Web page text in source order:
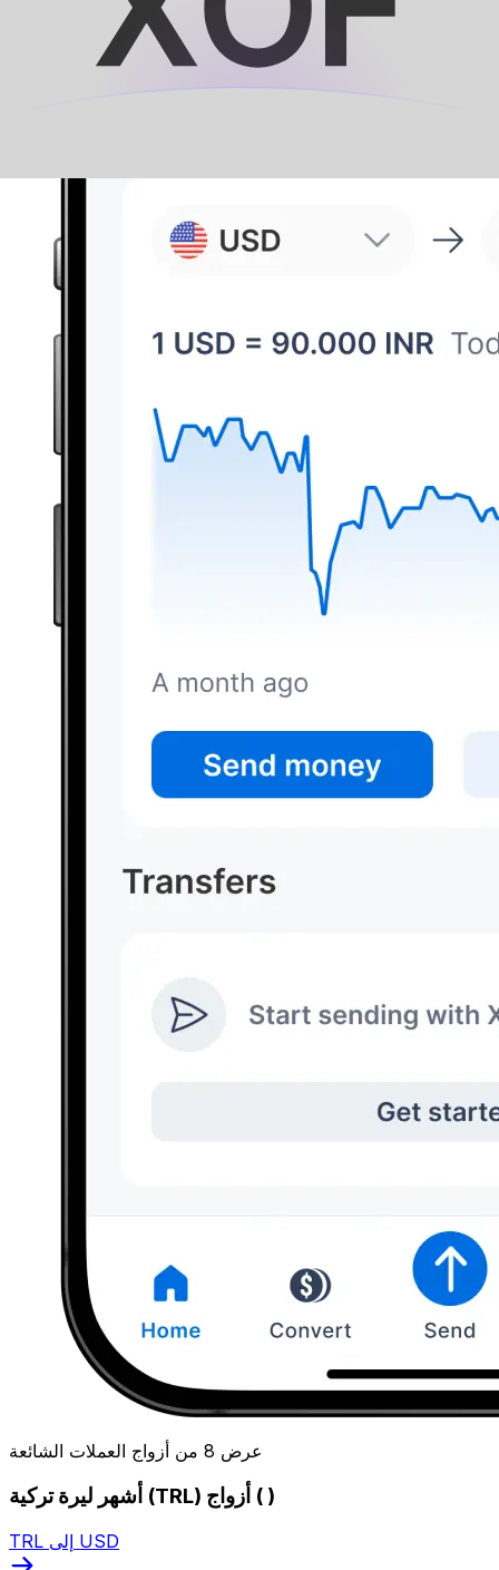
عرض 8 من أزواج العملات الشائعة
أشهر ليرة تركية (TRL) أزواج ( )
TRL إلى USD